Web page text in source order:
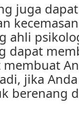
juga
ahli
dapat
jika
berenang